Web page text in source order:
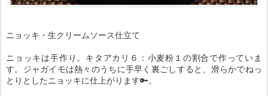
ニョッキ・生クリームソース仕立て
ニョッキは手作り。キタアカリ６：小麦粉１の割合で作っていま
す。ジャガイモは熱々のうちに手早く裏ごしすると、滑らかでねっ
とりとしたニョッキに仕上がります🔑。